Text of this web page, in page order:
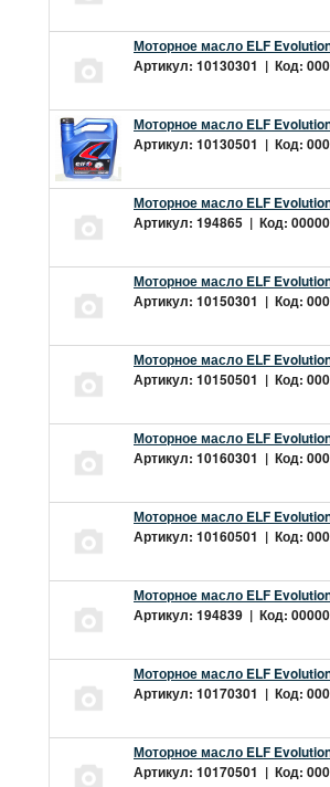
Моторное масло ELF
Артикул: 10130301 | Код:
Моторное масло ELF
Артикул: 10130501 | Код:
Моторное масло ELF
Артикул: 194865 | Код:
Моторное масло ELF
Артикул: 10150301 | Код:
Моторное масло ELF
Артикул: 10150501 | Код:
Моторное масло ELF
Артикул: 10160301 | Код:
Моторное масло ELF
Артикул: 10160501 | Код:
Моторное масло ELF
Артикул: 194839 | Код:
Моторное масло ELF
Артикул: 10170301 | Код:
Моторное масло ELF
Артикул: 10170501 | Код: